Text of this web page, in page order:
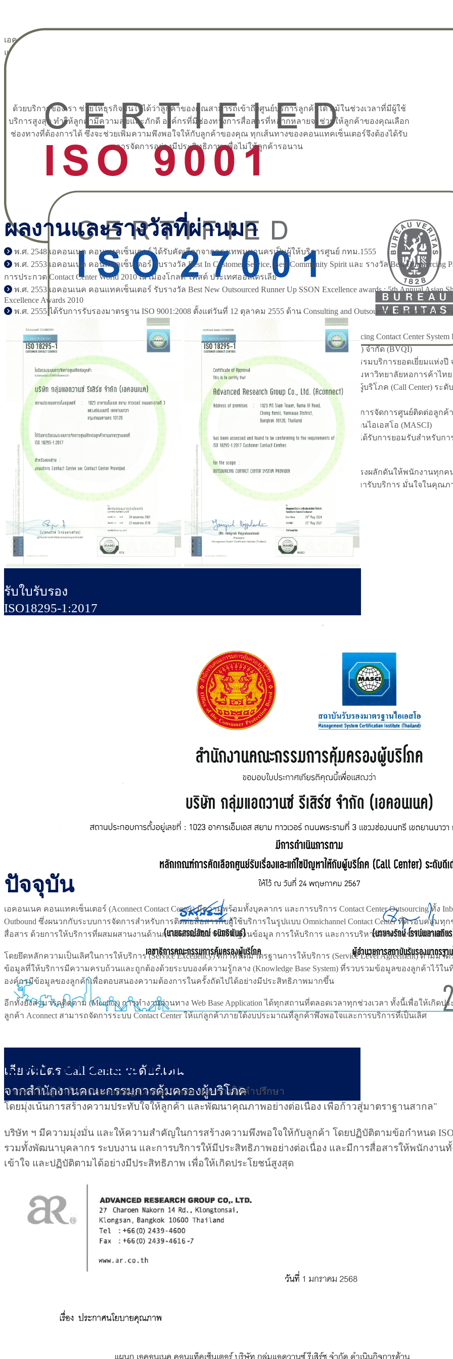
เอคอนเนค (Aconnect) ก่อตั้งในปี พ.ศ. 2544 ในฐานะผู้ให้คำปรึกษา
และการบริหารจัดการคอนแทคเซ็นเตอร์ (Contact Center
Outsourcing) การฝึกอบรมบุคลากร รวมถึงบริการด้านให้คำปรึกษา
ลูกค้าสัมพันธ์ (Customer Relationship Management Service : CRMS)
ผ่านระบบ Omnichannel Contact Center ทั้งให้บริการสื่อสารผ่าน
โทรศัพท์, SMS, MMS, Web Chat และ Social Media พร้อมระบบการ
จัดเก็บ วิเคราะห์ข้อมูล การจัดทำรายงานที่รวดเร็ว ด้วยเทคโนโลยีที่
ทันสมัยและบุคลากรที่มีคุณภาพผ่านการฝึกอบรมและพัฒนาทักษะ
อย่างต่อเนื่อง เพื่อการให้บริการที่ได้มาตรฐาน สนับสนุนให้ธุรกิจ
ด้วยบริการของเรา ช่วยให้ธุรกิจมั่นใจได้ว่าลูกค้าของคุณสามารถเข้าถึงศูนย์บริการลูกค้าได้ แม้ในช่วงเวลาที่มีผู้ใช้
บริการสูงสุด ทำให้ลูกค้ามีความสุขและภักดี องค์กรที่มีช่องทางการสื่อสารที่หลากหลายจะช่วยให้ลูกค้าของคุณเลือก
ช่องทางที่ต้องการได้ ซึ่งจะช่วยเพิ่มความพึงพอใจให้กับลูกค้าของคุณ ทุกเส้นทางของคอนแทคเซ็นเตอร์จึงต้องได้รับ
การจัดการอย่างมีประสิทธิภาพ เพื่อไม่ให้ลูกค้ารอนาน
ผลงานและรางวัลที่ผ่านมา
พ.ศ. 2548 เอคอนเนค คอนแทคเซ็นเตอร์ ได้รับคัดเลือกจากกรุงเทพมหานครเป็นผู้ให้บริการศูนย์ กทม.1555
พ.ศ. 2553 เอคอนเนค คอนแทคเซ็นเตอร์ รับรางวัล Best In Customer Service, Best Community Spirit และ รางวัล Best Outsourcing
การประกวด Contact Center World 2010 ณ เมืองโกลด์ โคสต์ ประเทศออสเตรเลีย
พ.ศ. 2553 เอคอนเนค คอนแทคเซ็นเตอร์ รับรางวัล Best New Outsourced Runner Up SSON Excellence awards : 5th Annual Asian
Excellence Awards 2010
พ.ศ. 2555 ได้รับการรับรองมาตรฐาน ISO 9001:2008 ตั้งแต่วันที่ 12 ตุลาคม 2555 ด้าน Consulting and Outsourcing Contact Center
จาก Bureau Veritas Quality International (BVQI)
พ.ศ. 2561 เอคอนเนค คอนแทคเซ็นเตอร์ ได้รับการรับรองระบบบริหารคุณภาพ Consulting and Outsourcing Contact Center System
มาตรฐาน ISO 9001 : 2015 ตั้งแต่วันที่ 11 ตุลาคม 2561 จากบริษัทบูโร เวอริทัส เซอทิฟิ เคชั่น (ประเทศไทย) จำกัด (BVQI)
พ.ศ. 2564 เอคอนเนค คอนแทคเซ็นเตอร์ ได้รับรางวัล Thailand Top SME Awards 2021 รางวัลอุตสาหกรรมบริการยอดเยี่ยมแห่ง
ศาสตราจารย์เกียรติคุณ นายแพทย์เกษม วัฒนชัย จัดโดย Business+ ร่วมกับ SME Development Bank และมหาวิทยาลัยหอการค้าไทย
พ.ศ. 2567 เอคอนเนค คอนแทคเซ็นเตอร์ ได้รับเกียรติบัตรการเป็น “ศูนย์รับเรื่องและแก้ไขปัญหาให้กับผู้บริโภค (Call Center) ระดั
ดร.ศรัณย์ รักษ์เผ่า ผู้อำนวยการสำนักแผนและการพัฒนาการคุ้มครองผู้บริโภค (สคบ.)
พ.ศ. 2567 เอคอนเนค คอนแทคเซ็นเตอร์ ได้รับการรับรองมาตรฐาน ISO18295-1:2017 มาตรฐานระบบการจัดการศูนย์ติดต่อลูกค้า
contact center (OUTSOURCING CONTACT CENTAR SYSTEM PROVIDER) จากสถาบันรับรองมาตรฐานไอเอสโอ (MASCI)
พ.ศ. 2568 เอคอนเนค คอนแทคเซ็นเตอร์ ได้รับการรับรองมาตรฐาน ISO/IEC 27001 มาตรฐานสากลที่ได้รับการยอมรับสำหรับก
มั่นคงปลอดภัยสารสนเทศ (Information Security Management System - ISMS)
ด้วยความมุ่งมั่นของเอคอนเนค คอนแทคเซ็นเตอร์ ที่ตั้งใจพัฒนาคุณภาพ และการให้บริการที่ดีเพื่อเป็นแรงผลักดันให้พนักงานทุกค
ทำงานอย่างมีคุณภาพ เกิดการเรียนรู้ และมีกระบวนการทำงานเป็นขั้นตอนที่ชัดเจน เพื่อให้ลูกค้า หรือผู้มารับบริการ มั่นใจในคุณภ
พอใจ และความประทับใจในการบริการด้านบริหารความสัมพันธ์กับลูกค้า
รับใบรับรอง
ISO18295-1:2017
เกียรติบัตร Call Center ระดับดีเด่น
จากสำนักงานคณะกรรมการคุ้มครองผู้บริโภค
ปัจจุบัน
เอคอนเนค คอนแทคเซ็นเตอร์ (Aconnect Contact Center) มีความพร้อมทั้งบุคลากร และการบริการ Contact Center Outsourcing ทั้ง
Outbound ซึ่งผนวกกับระบบการจัดการสำหรับการติดต่อสื่อสารกับผู้ใช้บริการในรูปแบบ Omnichannel Contact Center ที่ครอบคลุมทุ
สื่อสาร ด้วยการให้บริการที่ผสมผสานงานด้านการติดต่อสื่อสาร ด้านฐานข้อมูล การให้บริการ และการบริหารจัดการ เข้าไว้ด้วยกัน
โดยยึดหลักความเป็นเลิศในการให้บริการ (Service Excellency) ที่กำหนดมาตรฐานการให้บริการ (Service Level Agreement) ตามมา
ข้อมูลที่ให้บริการมีความครบถ้วนและถูกต้องด้วยระบบองค์ความรู้กลาง (Knowledge Base System) ที่รวบรวมข้อมูลของลูกค้าไว้ใน
องค์กรมีข้อมูลของลูกค้าเพื่อตอบสนองความต้องการในครั้งถัดไปได้อย่างมีประสิทธิภาพมากขึ้น
อีกทั้งยังสามารถติดตาม (Monitor) การทำงานผ่านทาง Web Base Application ได้ทุกสถานที่ตลอดเวลาทุกช่วงเวลา ทั้งนี้เพื่อให้เกิดป
ลูกค้า Aconnect สามารถจัดการระบบ Contact Center ให้แก่ลูกค้าภายใต้งบประมาณที่ลูกค้าพึงพอใจและการบริการที่เป็นเลิศ
ประกาศนโยบายคุณภาพ
"เราจะเป็นผู้นำด้าน Outsourcing Contact Center และการให้คำปรึกษา
โดยมุ่งเน้นการสร้างความประทับใจให้ลูกค้า และพัฒนาคุณภาพอย่างต่อเนื่อง เพื่อก้าวสู่มาตราฐานสากล"
บริษัท ฯ มีความมุ่งมั่น และให้ความสำคัญในการสร้างความพึงพอใจให้กับลูกค้า โดยปฏิบัติตามข้อกำหนด ISO
รวมทั้งพัฒนาบุคลากร ระบบงาน และการบริการให้มีประสิทธิภาพอย่างต่อเนื่อง และมีการสื่อสารให้พนักงานทั้
เข้าใจ และปฏิบัติตามได้อย่างมีประสิทธิภาพ เพื่อให้เกิดประโยชน์สูงสุด